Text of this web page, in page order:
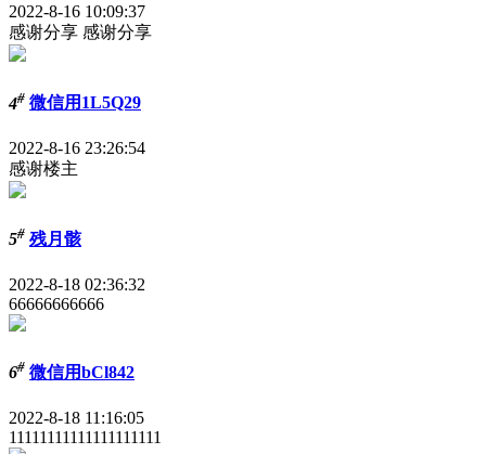
2022-8-16 10:09:37
感谢分享 感谢分享
4# 微信用1L5Q29
2022-8-16 23:26:54
感谢楼主
5# 残月骸
2022-8-18 02:36:32
66666666666
6# 微信用bCl842
2022-8-18 11:16:05
11111111111111111111